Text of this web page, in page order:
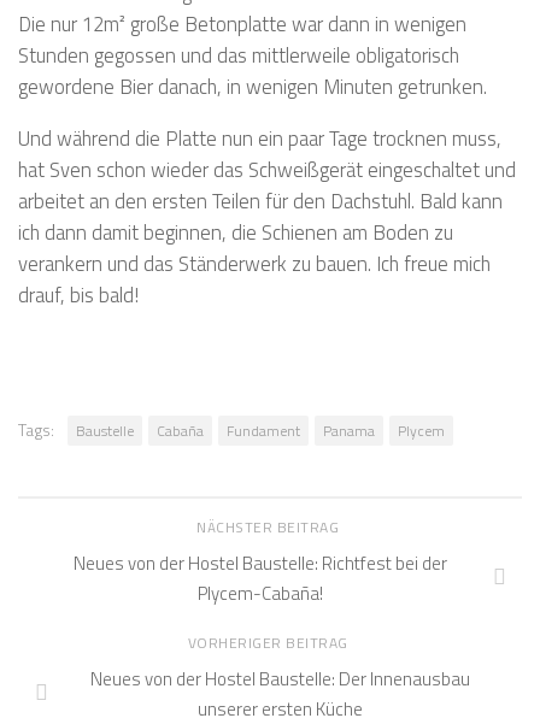
Die nur 12m² große Betonplatte war dann in wenigen
Stunden gegossen und das mittlerweile obligatorisch
gewordene Bier danach, in wenigen Minuten getrunken.
Und während die Platte nun ein paar Tage trocknen muss,
hat Sven schon wieder das Schweißgerät eingeschaltet und
arbeitet an den ersten Teilen für den Dachstuhl. Bald kann
ich dann damit beginnen, die Schienen am Boden zu
verankern und das Ständerwerk zu bauen. Ich freue mich
drauf, bis bald!
Tags: Baustelle Cabaña Fundament Panama Plycem
NÄCHSTER BEITRAG
Neues von der Hostel Baustelle: Richtfest bei der
Plycem-Cabaña!
VORHERIGER BEITRAG
Neues von der Hostel Baustelle: Der Innenausbau
unserer ersten Küche